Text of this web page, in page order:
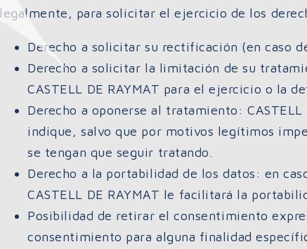
legalmente, para solicitar el ejercicio de los
Derecho a solicitar su rectificación (en caso
Derecho a solicitar la limitación de su
CASTELL DE RAYMAT para el ejercicio o la
Derecho a oponerse al tratamiento:
indique, salvo que por motivos legítimos
se tengan que seguir tratando.
Derecho a la portabilidad de los datos: en
CASTELL DE RAYMAT le facilitará la
Posibilidad de retirar el consentimiento
consentimiento para alguna finalidad